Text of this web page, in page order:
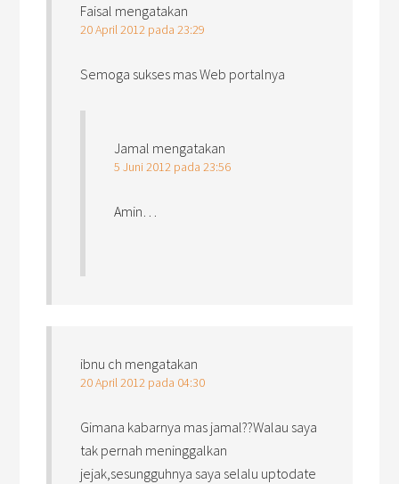
Faisal mengatakan
20 April 2012 pada 23:29
Semoga sukses mas Web portalnya
Jamal mengatakan
5 Juni 2012 pada 23:56
Amin…
ibnu ch mengatakan
20 April 2012 pada 04:30
Gimana kabarnya mas jamal??Walau saya
tak pernah meninggalkan
jejak,sesungguhnya saya selalu uptodate